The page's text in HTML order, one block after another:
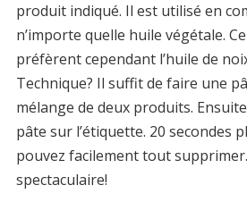
produit indiqué. Il est utilisé en
n’importe quelle huile végétale.
préfèrent cependant l’huile de
Technique? Il suffit de faire une
mélange de deux produits.
pâte sur l’étiquette. 20 secondes
pouvez facilement tout
spectaculaire!